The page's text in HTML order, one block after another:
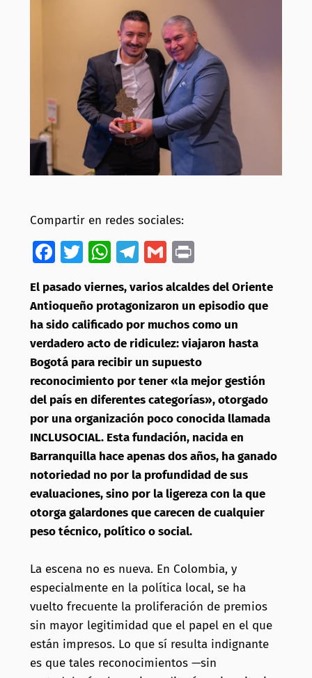
Compartir en redes sociales:
Facebook
Twitter
WhatsApp
Telegram
GmailPrint
El pasado viernes, varios alcaldes del Oriente
Antioqueño protagonizaron un episodio que
ha sido calificado por muchos como un
verdadero acto de ridiculez: viajaron hasta
Bogotá para recibir un supuesto
reconocimiento por tener «la mejor gestión
del país en diferentes categorías», otorgado
por una organización poco conocida llamada
INCLUSOCIAL. Esta fundación, nacida en
Barranquilla hace apenas dos años, ha ganado
notoriedad no por la profundidad de sus
evaluaciones, sino por la ligereza con la que
otorga galardones que carecen de cualquier
peso técnico, político o social.
La escena no es nueva. En Colombia, y
especialmente en la política local, se ha
vuelto frecuente la proliferación de premios
sin mayor legitimidad que el papel en el que
están impresos. Lo que sí resulta indignante
es que tales reconocimientos —sin